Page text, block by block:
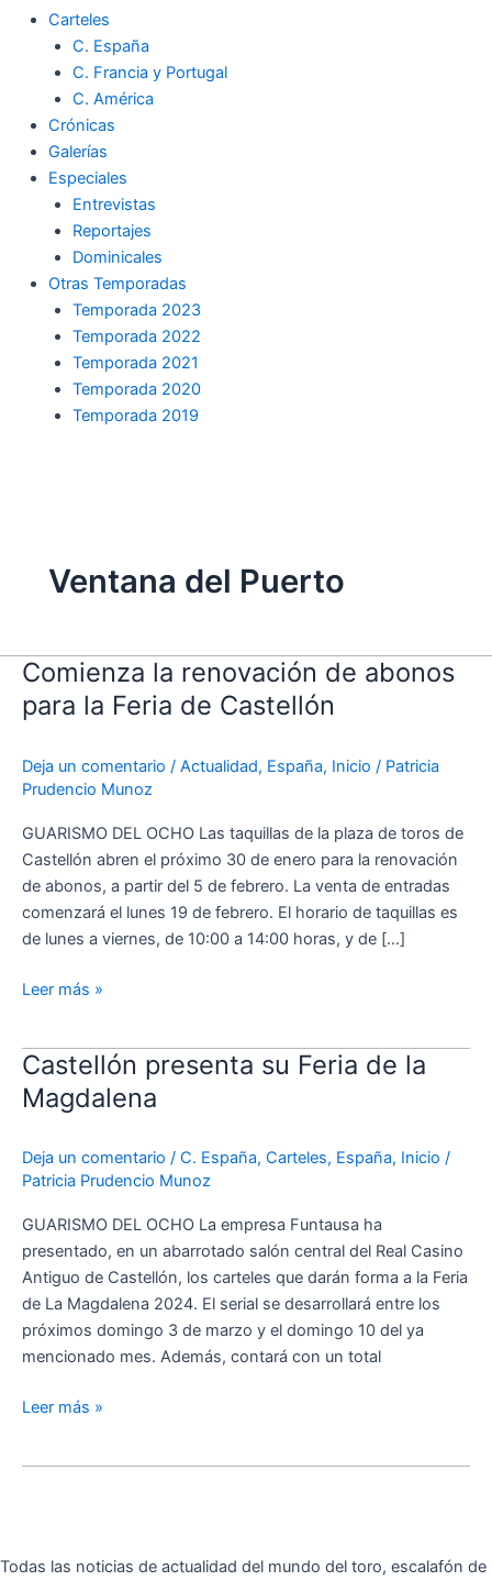
Carteles
C. España
C. Francia y Portugal
C. América
Crónicas
Galerías
Especiales
Entrevistas
Reportajes
Dominicales
Otras Temporadas
Temporada 2023
Temporada 2022
Temporada 2021
Temporada 2020
Temporada 2019
Ventana del Puerto
Comienza la renovación de abonos
para la Feria de Castellón
Deja un comentario / Actualidad, España, Inicio / Patricia
Prudencio Munoz
GUARISMO DEL OCHO Las taquillas de la plaza de toros de
Castellón abren el próximo 30 de enero para la renovación
de abonos, a partir del 5 de febrero. La venta de entradas
comenzará el lunes 19 de febrero. El horario de taquillas es
de lunes a viernes, de 10:00 a 14:00 horas, y de […]
Comienza
renovación
abonos
para
la
Feria
de
Castellón
Leer más »
Castellón presenta su Feria de la
Magdalena
Deja un comentario / C. España, Carteles, España, Inicio /
Patricia Prudencio Munoz
GUARISMO DEL OCHO La empresa Funtausa ha
presentado, en un abarrotado salón central del Real Casino
Antiguo de Castellón, los carteles que darán forma a la Feria
de La Magdalena 2024. El serial se desarrollará entre los
próximos domingo 3 de marzo y el domingo 10 del ya
mencionado mes. Además, contará con un total
Castellón
presenta
su
de
la
Magdalena
Leer más »
Todas las noticias de actualidad del mundo del toro, escalafón de